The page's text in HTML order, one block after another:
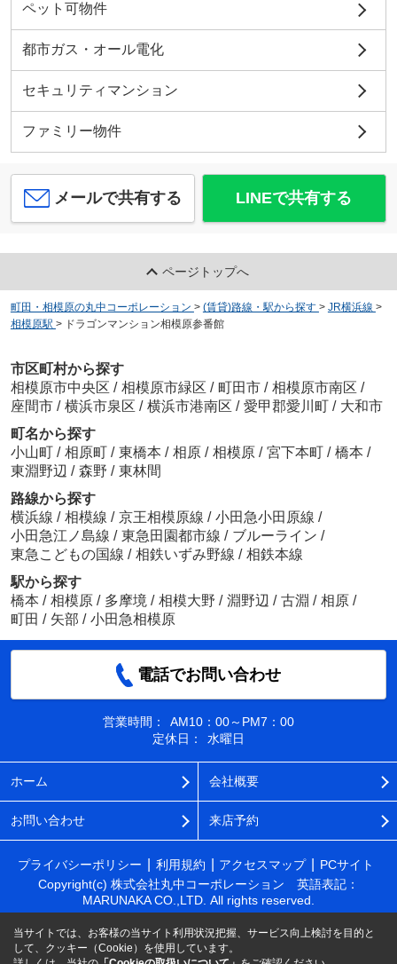
ペット可物件
都市ガス・オール電化
セキュリティマンション
ファミリー物件
メールで共有する LINEで共有する
ページトップへ
町田・相模原の丸中コーポレーション > (賃貸)路線・駅から探す > JR横浜線 >
相模原駅 > ドラゴンマンション相模原参番館
市区町村から探す
相模原市中央区 / 相模原市緑区 / 町田市 / 相模原市南区 /
座間市 / 横浜市泉区 / 横浜市港南区 / 愛甲郡愛川町 / 大和市
町名から探す
小山町 / 相原町 / 東橋本 / 相原 / 相模原 / 宮下本町 / 橋本 /
東淵野辺 / 森野 / 東林間
路線から探す
横浜線 / 相模線 / 京王相模原線 / 小田急小田原線 /
小田急江ノ島線 / 東急田園都市線 / ブルーライン /
東急こどもの国線 / 相鉄いずみ野線 / 相鉄本線
駅から探す
橋本 / 相模原 / 多摩境 / 相模大野 / 淵野辺 / 古淵 / 相原 /
町田 / 矢部 / 小田急相模原
電話でお問い合わせ
営業時間：
AM10：00～PM7：00
定休日：
水曜日
ホーム 会社概要
お問い合わせ 来店予約
プライバシーポリシー 利用規約 アクセスマップ
PCサイト
Copyright(c) 株式会社丸中コーポレーション 英語表記：
MARUNAKA CO.,LTD. All rights reserved.
当サイトでは、お客様の当サイト利用状況把握、サービス向上検討を目的と
して、クッキー（Cookie）を使用しています。